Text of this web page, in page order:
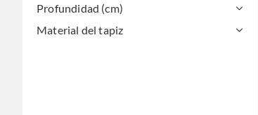
Profundidad (cm)
Material del tapiz